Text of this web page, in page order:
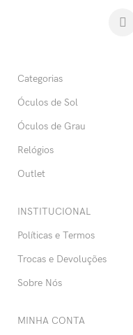
Categorias
Óculos de Sol
Óculos de Grau
Relógios
Outlet
INSTITUCIONAL
Políticas e Termos
Trocas e Devoluções
Sobre Nós
MINHA CONTA